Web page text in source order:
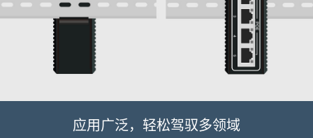
应用广泛，轻松驾驭多领域